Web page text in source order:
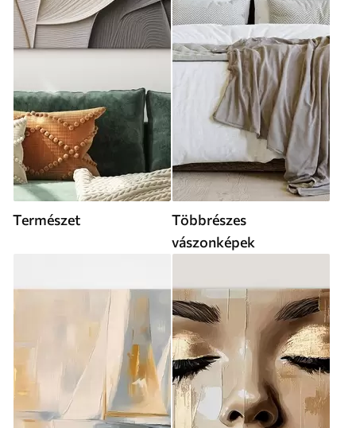
Természet
Többrészes
vászonképek